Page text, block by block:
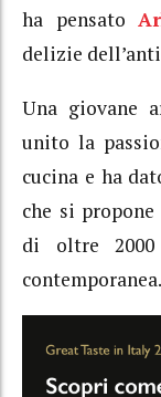
ha pensato
delizie
Una giovane
unito la
cucina e ha
che si
di oltre
contemporanea.